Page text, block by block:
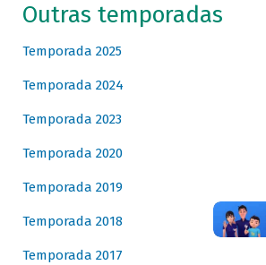
Outras temporadas
Temporada 2025
Temporada 2024
Temporada 2023
Temporada 2020
Temporada 2019
Temporada 2018
Temporada 2017